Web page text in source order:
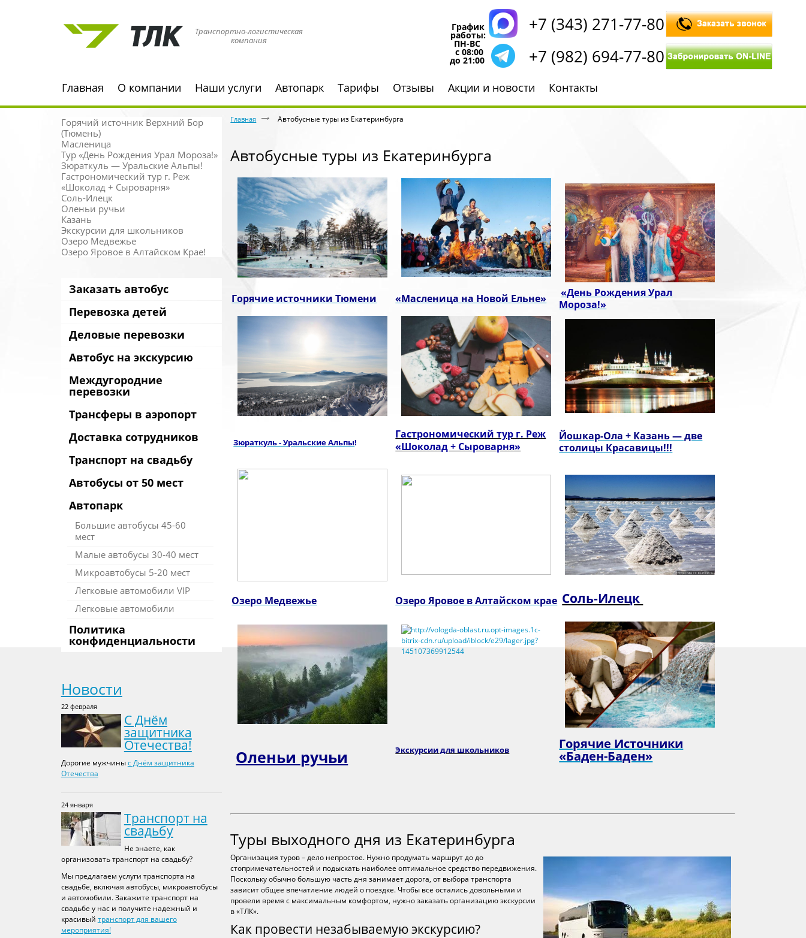
График
работы:
ПН-ВС
с 08:00
до 21:00
+7 (343) 271-77-80
+7 (982) 694-77-80
Транспортно-логистическая
компания
Главная О компании Наши услуги Автопарк Тарифы Отзывы Акции и новости Контакты
Горячий источник Верхний Бор
(Тюмень)
Масленица
Тур «День Рождения Урал Мороза!»
Зюраткуль — Уральские Альпы!
Гастрономический тур г. Реж
«Шоколад + Сыроварня»
Соль-Илецк
Оленьи ручьи
Казань
Экскурсии для школьников
Озеро Медвежье
Озеро Яровое в Алтайском Крае!
Заказать автобус
Перевозка детей
Деловые перевозки
Автобус на экскурсию
Междугородние
перевозки
Трансферы в аэропорт
Доставка сотрудников
Транспорт на свадьбу
Автобусы от 50 мест
Автопарк
Большие автобусы 45-60
мест
Малые автобусы 30-40 мест
Микроавтобусы 5-20 мест
Легковые автомобили VIP
Легковые автомобили
Политика
конфиденциальности
Новости
22 февраля
С Днём
защитника
Отечества!
Дорогие мужчиныс Днём защитника
Отечества
24 января
Транспорт на
свадьбу
Не знаете, как
организовать транспорт на свадьбу?
Мы предлагаем услуги транспорта на
свадьбе, включая автобусы, микроавтобусы
и автомобили. Закажите транспорт на
свадьбе у нас и получите надежный и
красивый транспорт для вашего
мероприятия!
Главная Автобусные туры из Екатеринбурга
Автобусные туры из Екатеринбурга
Горячие источники Тюмени «Масленица на Новой Ельне»
«День Рождения Урал
Мороза!»
Зюраткуль - Уральские Альпы!
Гастрономический тур г. Реж
«Шоколад + Сыроварня»
Йошкар-Ола + Казань — две
столицы Красавицы!!!
Озеро Медвежье Озеро Яровое в Алтайском крае Соль-Илецк
Оленьи ручьи Экскурсии для школьников Горячие Источники
«Баден-Баден»
Туры выходного дня из Екатеринбурга
Организация туров – дело непростое. Нужно продумать маршрут до до
стопримечательностей и подыскать наиболее оптимальное средство передвижения.
Поскольку обычно большую часть дня занимает дорога, от выбора транспорта
зависит общее впечатление людей о поездке. Чтобы все остались довольными и
провели время с максимальным комфортом, нужно заказать организацию экскурсии
в «ТЛК».
Как провести незабываемую экскурсию?